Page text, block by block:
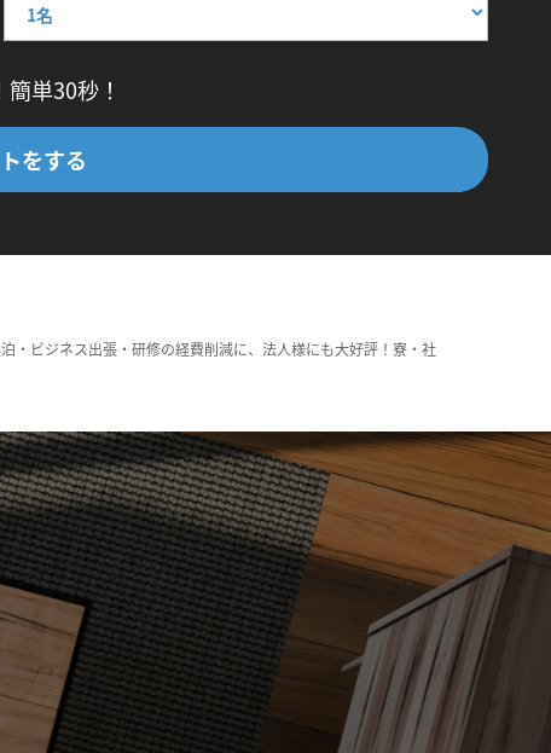
単30秒！
をする
・ビジネス出張・研修の経費削減に、法人様にも大好評！寮・社